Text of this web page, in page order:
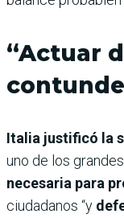
“Actuar
Italia justificó la
uno de los
necesaria para
ciudadanos “y